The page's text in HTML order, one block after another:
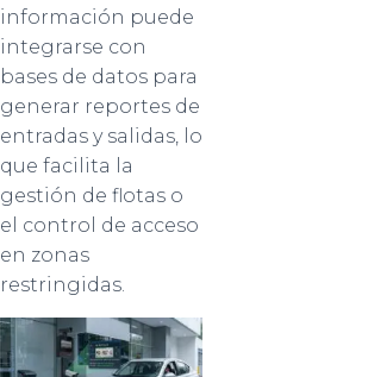
información puede
integrarse con
bases de datos para
generar reportes de
entradas y salidas, lo
que facilita la
gestión de flotas o
el control de acceso
en zonas
restringidas.